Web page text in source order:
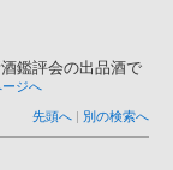
鑑評会の出品酒で
ジへ
先頭へ | 別の検索へ